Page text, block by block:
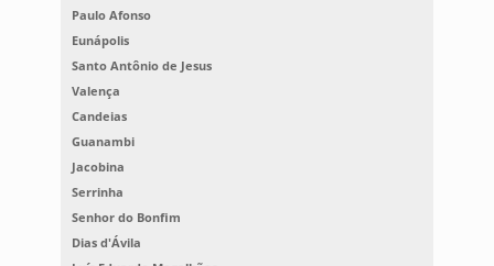
Paulo Afonso
Eunápolis
Santo Antônio de Jesus
Valença
Candeias
Guanambi
Jacobina
Serrinha
Senhor do Bonfim
Dias d'Ávila